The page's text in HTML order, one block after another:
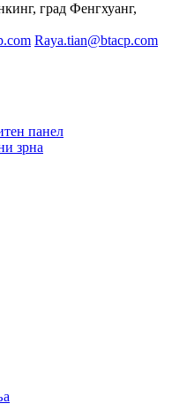
град Фенгхуанг,
Raya.tian@btacp.com
панел
зрна